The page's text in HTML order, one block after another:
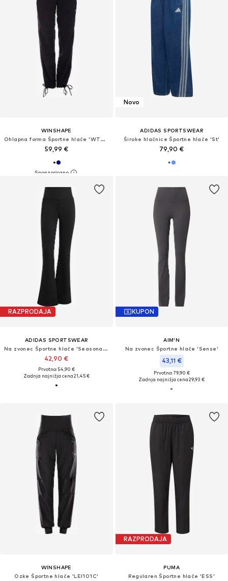
WINSHAPE
Ohlapna forma Športne hlače 'WTE9'
59,99 €
Novo
ADIDAS SPORTSWEAR
Široke hlačnice Športne hlače 'St'
79,90 €
RAZPRODAJA
ADIDAS SPORTSWEAR
Na zvonec Športne hlače 'Seasonal Essentials'
42,90 €
Prvotno: 54,90 €
Zadnja najnižja cena21,45 €
KUPON
AIM'N
Na zvonec Športne hlače 'Sense'
43,11 €
Prvotno: 79,90 €
Zadnja najnižja cena29,93 €
WINSHAPE
Ozke Športne hlače 'LEI101C'
RAZPRODAJA
PUMA
Regularen Športne hlače 'ESS'